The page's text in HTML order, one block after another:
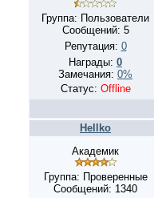
Группа: Пользователи
Сообщений: 5
Репутация: 0
Награды: 0
Замечания: 0%
Статус: Offline
Hellko
Академик
Группа: Проверенные
Сообщений: 1340